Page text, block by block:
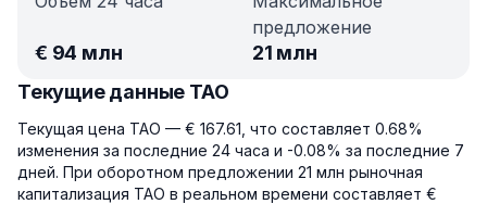
€ 94 млн
предложение
21 млн
Текущие данные TAO
Текущая цена TAO — € 167.61, что составляет 0.68%
изменения за последние 24 часа и -0.08% за последние 7
дней. При оборотном предложении 21 млн рыночная
капитализация TAO в реальном времени составляет €